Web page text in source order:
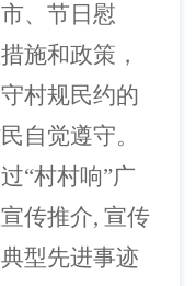
、节日慰
施和政策，
村规民约的
自觉遵守。
“村村响”广
传推介, 宣传
型先进事迹